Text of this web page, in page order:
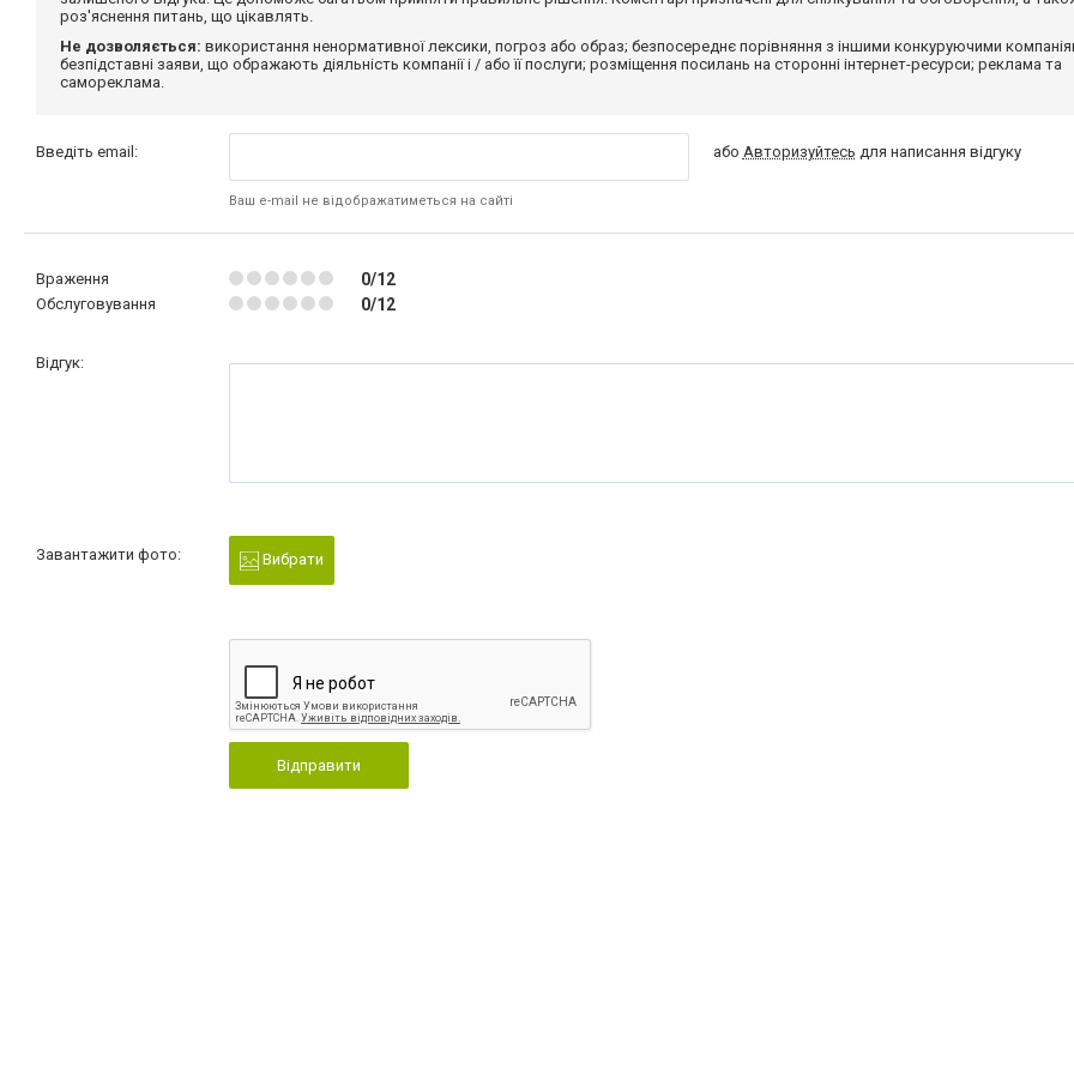
роз'яснення питань, що цікавлять.
Не дозволяється: використання ненормативної лексики, погроз або образ; безпосереднє порівняння з іншими конкуруючими
безпідставні заяви, що ображають діяльність компанії і / або її послуги; розміщення посилань на сторонні інтернет-ресурси; реклама та
самореклама.
Введіть email:
Ваш e-mail не відображатиметься на сайті
або Авторизуйтесь для написання відгуку
Враження 0/12
Обслуговування 0/12
Відгук:
Завантажити фото: Вибрати
Відправити